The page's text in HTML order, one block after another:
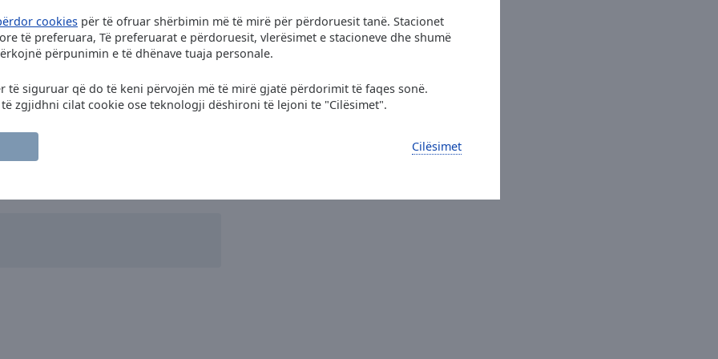
cookies për të ofruar shërbimin më të mirë për përdoruesit tanë. Stacionet
të preferuara, Të preferuarat e përdoruesit, vlerësimet e stacioneve dhe shumë
përpunimin e të dhënave tuaja personale.
të siguruar që do të keni përvojën më të mirë gjatë përdorimit të faqes sonë.
zgjidhni cilat cookie ose teknologji dëshironi të lejoni te "Cilësimet".
Cilësimet